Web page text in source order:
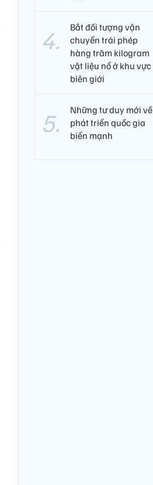
Bắt đối tượng vận
chuyển trái phép
hàng trăm kilogram
vật liệu nổ ở khu vực
biên giới
Những tư duy mới về
phát triển quốc gia
biển mạnh